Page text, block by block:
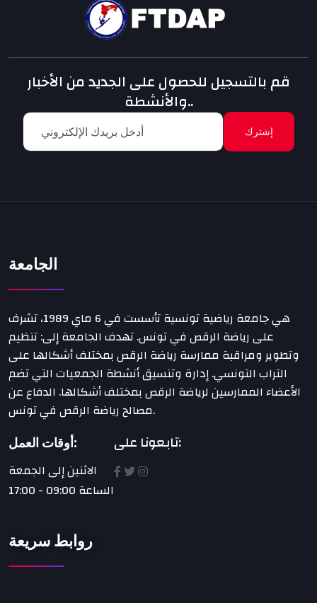
قم بالتسجيل للحصول على الجديد من الأخبار
والأنشطة..
إشترك
الجامعة
هي جامعة رياضية تونسية تأسست في 6 ماي 1989، تشرف
على رياضة الرقص في تونس. تهدف الجامعة إلى: تنظيم
وتطوير ومراقبة ممارسة رياضة الرقص بمختلف أشكالها على
التراب التونسي. إدارة وتنسيق أنشطة الجمعيات التي تضم
الأعضاء الممارسين لرياضة الرقص بمختلف أشكالها. الدفاع عن
مصالح رياضة الرقص في تونس.
أوقات العمل:
الاثنين إلى الجمعة
الساعة 09:00 - 17:00
تابعونا على:
روابط سريعة